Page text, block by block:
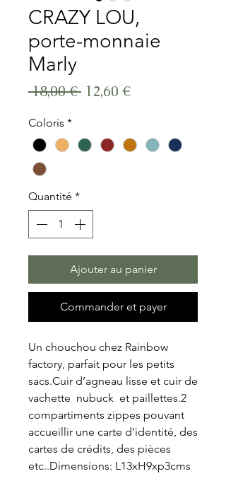
CRAZY LOU,
porte-monnaie
Marly
18,00 € Prix original
12,60 €Prix
Coloris *
Quantité *
Ajouter au panier
Commander et payer
Un chouchou chez Rainbow
factory, parfait pour les petits
sacs.Cuir d’agneau lisse et cuir de
vachette  nubuck  et paillettes.2
compartiments zippes pouvant
accueillir une carte d’identité, des
cartes de crédits, des pièces
etc..Dimensions: L13xH9xp3cms